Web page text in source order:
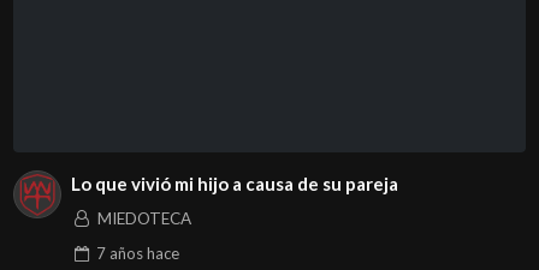
Lo que vivió mi hijo a causa de su pareja
MIEDOTECA
7 añoshace